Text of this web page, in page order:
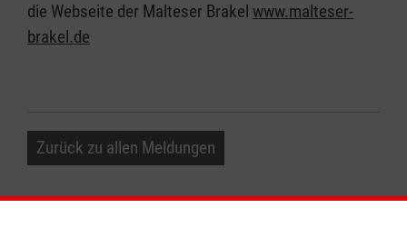
die Webseite der Malteser Brakel www.malteser-
brakel.de
Zurück zu allen Meldungen